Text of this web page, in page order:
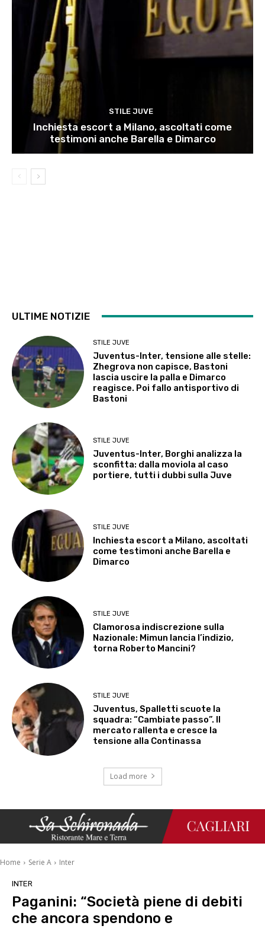
STILE JUVE
Inchiesta escort a Milano, ascoltati come
testimoni anche Barella e Dimarco
ULTIME NOTIZIE
STILE JUVE
Juventus-Inter, tensione alle stelle:
Zhegrova non capisce, Bastoni
lascia uscire la palla e Dimarco
reagisce. Poi fallo antisportivo di
Bastoni
STILE JUVE
Juventus-Inter, Borghi analizza la
sconfitta: dalla moviola al caso
portiere, tutti i dubbi sulla Juve
STILE JUVE
Inchiesta escort a Milano, ascoltati
come testimoni anche Barella e
Dimarco
STILE JUVE
Clamorosa indiscrezione sulla
Nazionale: Mimun lancia l’indizio,
torna Roberto Mancini?
STILE JUVE
Juventus, Spalletti scuote la
squadra: “Cambiate passo”. Il
mercato rallenta e cresce la
tensione alla Continassa
Load more